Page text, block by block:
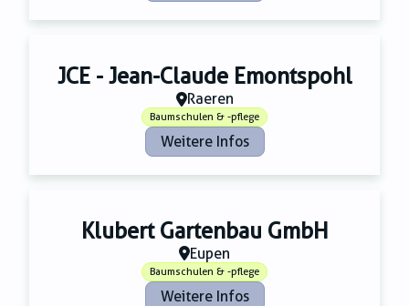
JCE - Jean-Claude Emontspohl
Raeren
Baumschulen & -pflege
Weitere Infos
Klubert Gartenbau GmbH
Eupen
Baumschulen & -pflege
Weitere Infos